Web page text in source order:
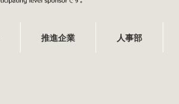
推進企業 人事部